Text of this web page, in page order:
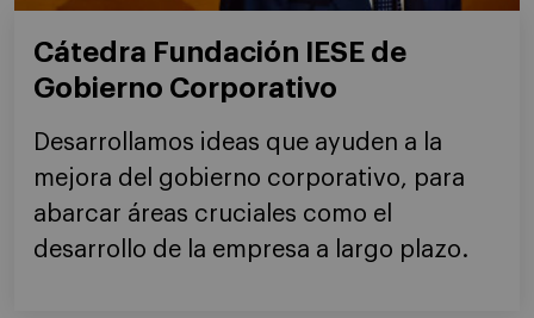
Cátedra Fundación IESE de
Gobierno Corporativo
Desarrollamos ideas que ayuden a la
mejora del gobierno corporativo, para
abarcar áreas cruciales como el
desarrollo de la empresa a largo plazo.